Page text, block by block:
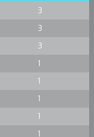
3
3
3
1
1
1
1
1